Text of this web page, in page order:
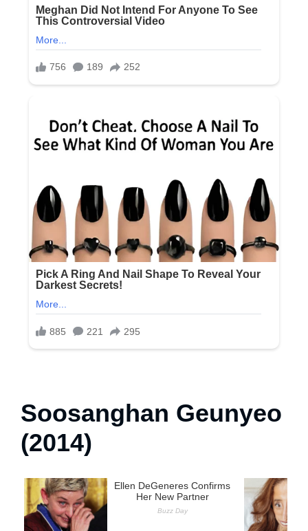
Soosanghan Geunyeo
(2014)